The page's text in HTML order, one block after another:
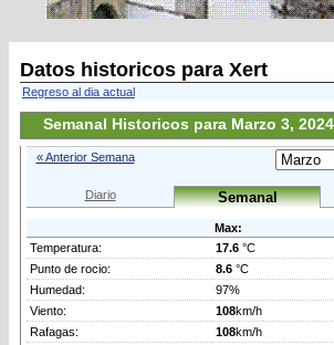
Datos historicos para Xert
Regreso al dia actual
Semanal Historicos para Marzo 3, 2024
« Anterior Semana
Diario Semanal
Max:
Temperatura:
17.6 °C
Punto de rocio:
8.6 °C
Humedad:
97%
Viento:
108km/h
Rafagas:
108km/h